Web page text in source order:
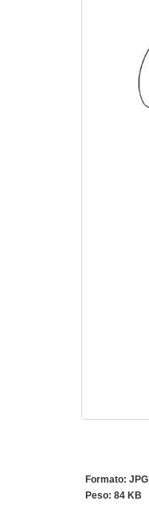
Formato: JPG
Peso: 84 KB